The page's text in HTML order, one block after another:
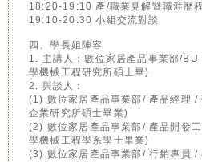
18:20-19:10 產/職業見解暨職涯歷
19:10-20:30 小組交流對談
四、學長姐陣容
1. 主講人：數位家居產品事業部/
學機械工程研究所碩士畢)
2. 與談人：
(1) 數位家居產品事業部/ 產品經理 /
企業研究所碩士畢業)
(2) 數位家居產品事業部/ 產品開發
學機械工程學系學士畢業)
(3) 數位家居產品事業部/ 行銷專員 /